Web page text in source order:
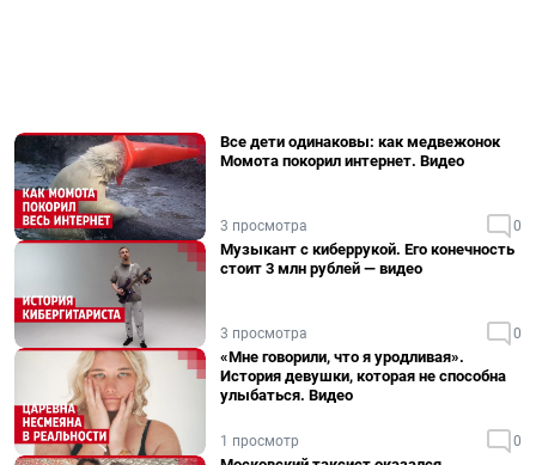
Все дети одинаковы: как медвежонок
Момота покорил интернет. Видео
3 просмотра 0
Музыкант с киберрукой. Его конечность
стоит 3 млн рублей — видео
3 просмотра 0
«Мне говорили, что я уродливая».
История девушки, которая не способна
улыбаться. Видео
1 просмотр 0